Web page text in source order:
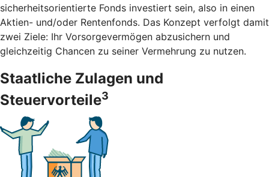
sicherheitsorientierte Fonds investiert sein, also in einen
Aktien- und/oder Rentenfonds. Das Konzept verfolgt damit
zwei Ziele: Ihr Vorsorgevermögen abzusichern und
gleichzeitig Chancen zu seiner Vermehrung zu nutzen.
Staatliche Zulagen und
Steuervorteile3